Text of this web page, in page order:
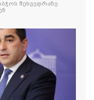
შეხვედრაზე